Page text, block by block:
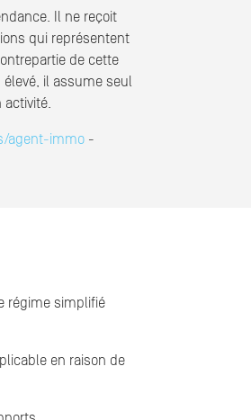
Il ne reçoit
qui représentent
de cette
il assume seul
activité.
agent-immo -
régime simplifié
en raison de